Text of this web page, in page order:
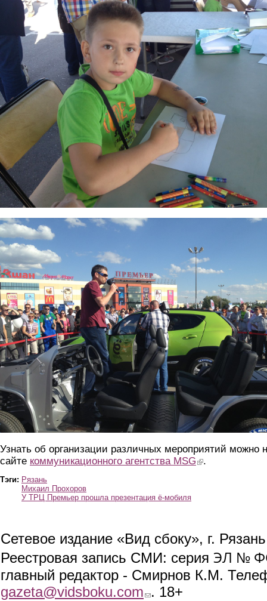
8.jpg
2.jpg
Узнать об организации различных мероприятий можно
сайте коммуникационного агентства MSG (link is external)
.
Тэги: Рязань
Михаил Прохоров
У ТРЦ Премьер прошла презентация ё-мобиля
Сетевое издание «Вид сбоку», г.
Реестровая запись СМИ: серия ЭЛ №
главный редактор - Смирнов К.М.
gazeta@vidsboku.com (link sends e-mail)
. 18+